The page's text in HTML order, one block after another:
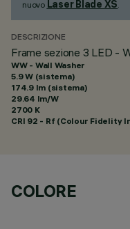
nuovo Laser Blade XS.
DESCRIZIONE
Frame sezione 3 LED -
WW - Wall Washer
5.9 W (sistema)
174.9 lm (sistema)
29.64 lm/W
2700 K
CRI 92 - Rf (Colour Fidelity
COLORE